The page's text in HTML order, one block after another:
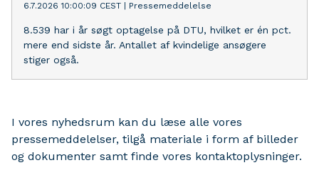
6.7.2026 10:00:09 CEST Pressemeddelelse
8.539 har i år søgt optagelse på DTU, hvilket er én pct.
mere end sidste år. Antallet af kvindelige ansøgere
stiger også.
I vores nyhedsrum kan du læse alle vores
pressemeddelelser, tilgå materiale i form af billeder
og dokumenter samt finde vores kontaktoplysninger.